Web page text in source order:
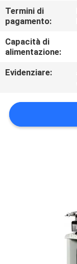
RICHIEDA
UNA
CITAZIONE
MAPPA
DEL
SITO
Termini di
pagamento:
Capacità di
alimentazione:
Evidenziare: